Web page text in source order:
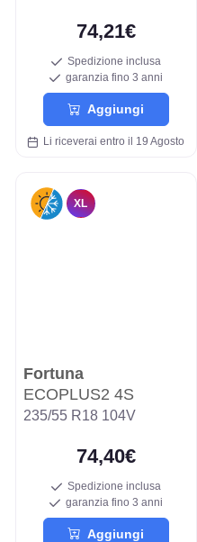
74,21€
Spedizione inclusa
garanzia fino 3 anni
Aggiungi
Li riceverai entro il 19 Agosto
XL
Fortuna
ECOPLUS2 4S
235/55 R18 104V
74,40€
Spedizione inclusa
garanzia fino 3 anni
Aggiungi